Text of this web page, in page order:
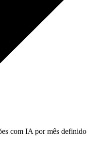
com IA por mês definido